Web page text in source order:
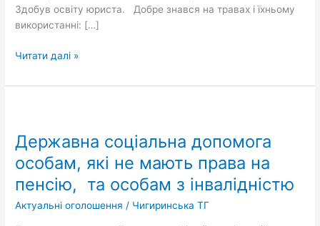
Здобув освіту юриста. Добре знався на травах і їхньому
використанні: […]
Читати далі »
Державна соціальна допомога
особам, які не мають права на
пенсію, та особам з інвалідністю
Актуальні оголошення / Чигиринська ТГ
допомога
особам,
які
не
мають